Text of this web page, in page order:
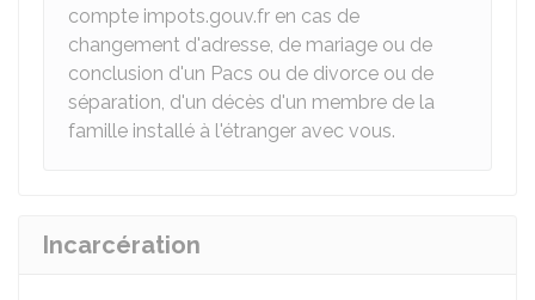
compte impots.gouv.fr en cas de
changement d'adresse, de mariage ou de
conclusion d'un Pacs ou de divorce ou de
séparation, d'un décès d'un membre de la
famille installé à l'étranger avec vous.
Incarcération